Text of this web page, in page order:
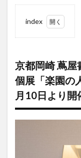
index
1
京都
家 井上り
か子によ
る個展
「楽園の
人々 /
Folks in
Paradise」
京都岡崎 蔦屋
個展「楽園の
月10日より開